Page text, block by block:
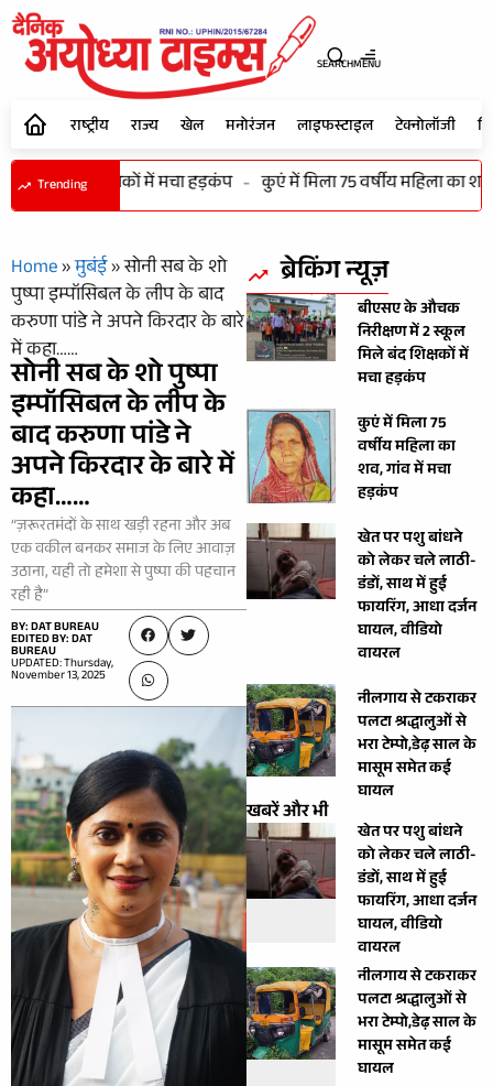
SEARCHMENU
राष्ट्रीय राज्य खेल मनोरंजन लाइफस्टाइल टेक्नोलॉजी
Trending
बंद शिक्षकों में मचा हड़कंप - कुएं में मिला 75 वर्षीय महिला का शव,
Home»मुबंई»सोनी सब के शो
पुष्पा इम्पॉसिबल के लीप के बाद
करुणा पांडे ने अपने किरदार के बारे
में कहा……
सोनी सब के शो पुष्पा
इम्पॉसिबल के लीप के
बाद करुणा पांडे ने
अपने किरदार के बारे में
कहा……
“ज़रूरतमंदों के साथ खड़ी रहना और अब
एक वकील बनकर समाज के लिए आवाज़
उठाना, यही तो हमेशा से पुष्पा की पहचान
रही है”
BY: DAT BUREAU
EDITED BY: DAT
BUREAU
UPDATED: Thursday,
November 13, 2025
ब्रेकिंग न्यूज़
बीएसए के औचक
निरीक्षण में 2 स्कूल
मिले बंद शिक्षकों में
मचा हड़कंप
कुएं में मिला 75
वर्षीय महिला का
शव, गांव में मचा
हड़कंप
खेत पर पशु बांधने
को लेकर चले लाठी-
डंडों, साथ में हुई
फायरिंग, आधा दर्जन
घायल, वीडियो
वायरल
नीलगाय से टकराकर
पलटा श्रद्धालुओं से
भरा टेम्पो,डेढ़ साल के
मासूम समेत कई
घायल
खबरें और भी
खेत पर पशु बांधने
को लेकर चले लाठी-
डंडों, साथ में हुई
फायरिंग, आधा दर्जन
घायल, वीडियो
वायरल
नीलगाय से टकराकर
पलटा श्रद्धालुओं से
भरा टेम्पो,डेढ़ साल के
मासूम समेत कई
घायल